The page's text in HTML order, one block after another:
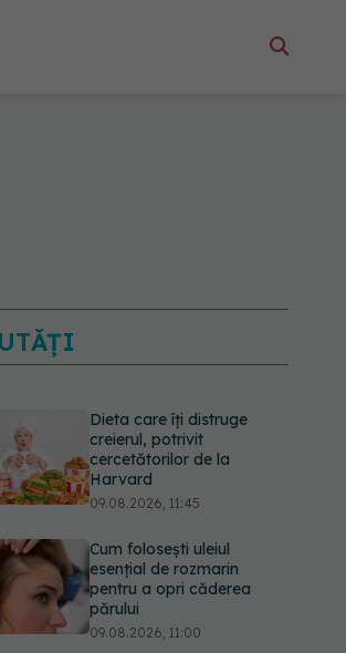
Dieta care îți distruge
creierul, potrivit
cercetătorilor de la
Harvard
09.08.2026, 11:45
Cum folosești uleiul
esențial de rozmarin
pentru a opri căderea
părului
09.08.2026, 11:00